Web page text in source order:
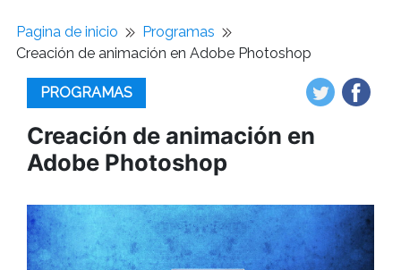
Pagina de inicio
Programas
Creación de animación en Adobe Photoshop
PROGRAMAS
Creación de animación en
Adobe Photoshop